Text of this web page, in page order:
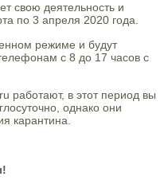
свою деятельность и
по 3 апреля 2020 года.
режиме и будут
с 8 до 17 часов с
работают, в этот период вы
однако они
карантина.